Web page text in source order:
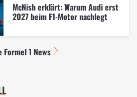
McNish erklärt: Warum Audi erst
2027 beim F1-Motor nachlegt
Formel 1 News